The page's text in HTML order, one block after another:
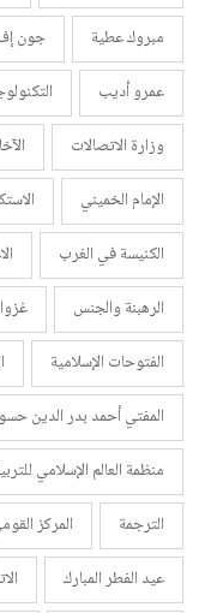
مبروك عطية
جون
عمرو أديب
وزارة الاتصالات
الإمام الخميني
الكنيسة في الغرب
الرهبنة والجنس
الفتوحات الإسلامية
المفتي أحمد بدر الدين
منظمة العالم الإسلامي
الترجمة
المركز
عيد الفطر المبارك